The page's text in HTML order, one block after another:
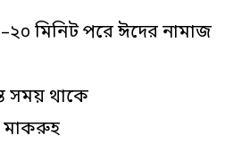
মিনিট পরে ঈদের নামাজ
সময় থাকে
মাকরুহ